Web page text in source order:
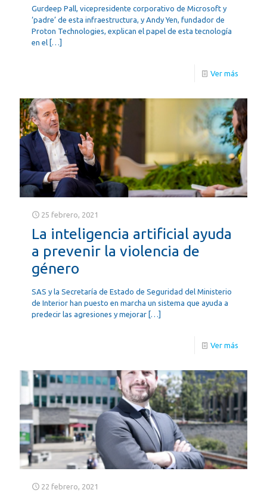
Gurdeep Pall, vicepresidente corporativo de Microsoft y
‘padre’ de esta infraestructura, y Andy Yen, fundador de
Proton Technologies, explican el papel de esta tecnología
en el […]
Ver más
25 febrero, 2021
La inteligencia artificial ayuda
a prevenir la violencia de
género
SAS y la Secretaría de Estado de Seguridad del Ministerio
de Interior han puesto en marcha un sistema que ayuda a
predecir las agresiones y mejorar […]
Ver más
22 febrero, 2021